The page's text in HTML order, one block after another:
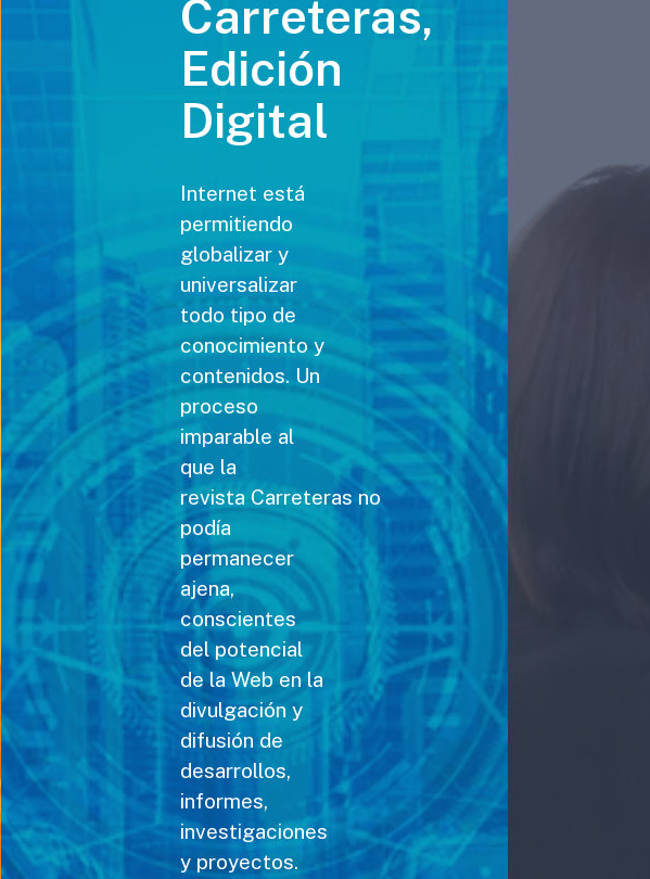
Carreteras,
Edición
Digital
Internet está
permitiendo
globalizar y
universalizar
todo tipo de
conocimiento y
contenidos. Un
proceso
imparable al
que la
revista Carreteras no
podía
permanecer
ajena,
conscientes
del potencial
de la Web en la
divulgación y
difusión de
desarrollos,
informes,
investigaciones
y proyectos.